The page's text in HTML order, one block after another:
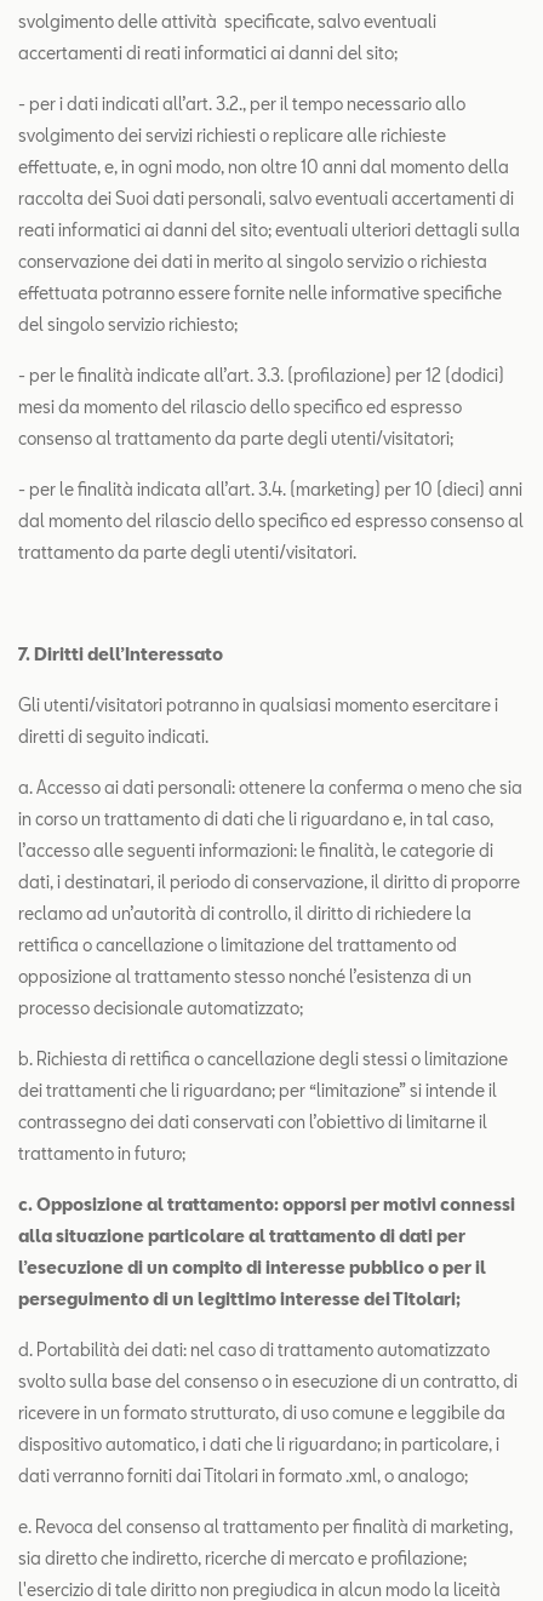
svolgimento delle attività specificate, salvo eventuali
accertamenti di reati informatici ai danni del sito;
- per i dati indicati all’art. 3.2., per il tempo necessario allo
svolgimento dei servizi richiesti o replicare alle richieste
effettuate, e, in ogni modo, non oltre 10 anni dal momento della
raccolta dei Suoi dati personali, salvo eventuali accertamenti di
reati informatici ai danni del sito; eventuali ulteriori dettagli sulla
conservazione dei dati in merito al singolo servizio o richiesta
effettuata potranno essere fornite nelle informative specifiche
del singolo servizio richiesto;
- per le finalità indicate all’art. 3.3. (profilazione) per 12 (dodici)
mesi da momento del rilascio dello specifico ed espresso
consenso al trattamento da parte degli utenti/visitatori;
- per le finalità indicata all’art. 3.4. (marketing) per 10 (dieci) anni
dal momento del rilascio dello specifico ed espresso consenso al
trattamento da parte degli utenti/visitatori.
7. Diritti dell’Interessato
Gli utenti/visitatori potranno in qualsiasi momento esercitare i
diretti di seguito indicati.
a. Accesso ai dati personali: ottenere la conferma o meno che sia
in corso un trattamento di dati che li riguardano e, in tal caso,
l’accesso alle seguenti informazioni: le finalità, le categorie di
dati, i destinatari, il periodo di conservazione, il diritto di proporre
reclamo ad un’autorità di controllo, il diritto di richiedere la
rettifica o cancellazione o limitazione del trattamento od
opposizione al trattamento stesso nonché l’esistenza di un
processo decisionale automatizzato;
b. Richiesta di rettifica o cancellazione degli stessi o limitazione
dei trattamenti che li riguardano; per “limitazione” si intende il
contrassegno dei dati conservati con l’obiettivo di limitarne il
trattamento in futuro;
c. Opposizione al trattamento: opporsi per motivi connessi
alla situazione particolare al trattamento di dati per
l’esecuzione di un compito di interesse pubblico o per il
perseguimento di un legittimo interesse dei Titolari;
d. Portabilità dei dati: nel caso di trattamento automatizzato
svolto sulla base del consenso o in esecuzione di un contratto, di
ricevere in un formato strutturato, di uso comune e leggibile da
dispositivo automatico, i dati che li riguardano; in particolare, i
dati verranno forniti dai Titolari in formato .xml, o analogo;
e. Revoca del consenso al trattamento per finalità di marketing,
sia diretto che indiretto, ricerche di mercato e profilazione;
l'esercizio di tale diritto non pregiudica in alcun modo la liceità